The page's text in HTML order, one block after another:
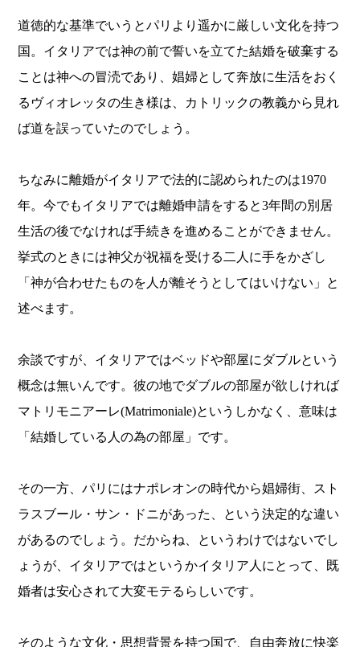
道徳的な基準でいうとパリより遥かに厳しい文化を持つ
国。イタリアでは神の前で誓いを立てた結婚を破棄する
ことは神への冒涜であり、娼婦として奔放に生活をおく
るヴィオレッタの生き様は、カトリックの教義から見れ
ば道を誤っていたのでしょう。
ちなみに離婚がイタリアで法的に認められたのは1970
年。今でもイタリアでは離婚申請をすると3年間の別居
生活の後でなければ手続きを進めることができません。
挙式のときには神父が祝福を受ける二人に手をかざし
「神が合わせたものを人が離そうとしてはいけない」と
述べます。
余談ですが、イタリアではベッドや部屋にダブルという
概念は無いんです。彼の地でダブルの部屋が欲しければ
マトリモニアーレ(Matrimoniale)というしかなく、意味は
「結婚している人の為の部屋」です。
その一方、パリにはナポレオンの時代から娼婦街、スト
ラスブール・サン・ドニがあった、という決定的な違い
があるのでしょう。だからね、というわけではないでし
ょうが、イタリアではというかイタリア人にとって、既
婚者は安心されて大変モテるらしいです。
そのような文化・思想背景を持つ国で、自由奔放に快楽